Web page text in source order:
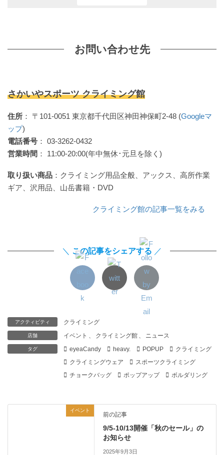
お問い合わせ先
さかいやスポーツ クライミング館
住所 ： 〒101-0051 東京都千代田区神田神保町2-48 (Googleマ
ップ)
電話番号 ： 03-3262-0432
営業時間 ： 11:00-20:00(年中無休･元旦を除く)
取り扱い商品 ：クライミング用品全般、アックス、高所作業
ギア、沢用品、山岳書籍・DVD
クライミング館の記事一覧をみる
＼ この記事をシェアする ／
アクティビティ クライミング
店舗 イベント 、 クライミング館 、 ニュース
タグ eyeaCandy heavy. POPUP
クライミング
クライミングウェア
スポーツクライミング
チョークバッグ
ポップアップ ボルダリング
イベント
前の記事
9/5-10/13開催「秋のセール」の
お知らせ
2025年9月3日